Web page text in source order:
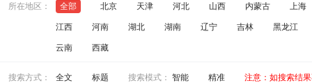
所在地区： 全部 北京 天津 河北 山西 内蒙古 上海
江西 河南 湖北 湖南 辽宁 吉林 黑龙江
云南 西藏
搜索方式： 全文 标题 搜索模式： 智能 精准 注意：如搜索结